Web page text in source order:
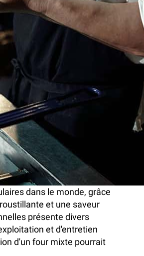
dans le monde, grâce
et une saveur
présente divers
et d'entretien
d'un four mixte pourrait